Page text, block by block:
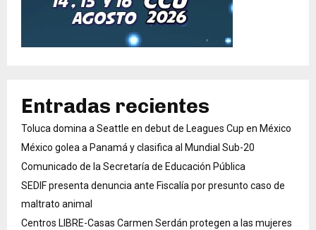
Entradas recientes
Toluca domina a Seattle en debut de Leagues Cup en México
México golea a Panamá y clasifica al Mundial Sub-20
Comunicado de la Secretaría de Educación Pública
SEDIF presenta denuncia ante Fiscalía por presunto caso de
maltrato animal
Centros LIBRE-Casas Carmen Serdán protegen a las mujeres